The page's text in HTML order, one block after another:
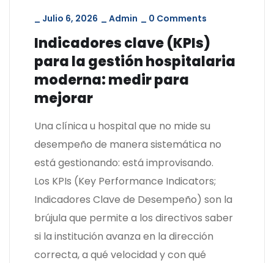
_ Julio 6, 2026 _ Admin _ 0 Comments
Indicadores clave (KPIs)
para la gestión hospitalaria
moderna: medir para
mejorar
Una clínica u hospital que no mide su
desempeño de manera sistemática no
está gestionando: está improvisando.
Los KPIs (Key Performance Indicators;
Indicadores Clave de Desempeño) son la
brújula que permite a los directivos saber
si la institución avanza en la dirección
correcta, a qué velocidad y con qué